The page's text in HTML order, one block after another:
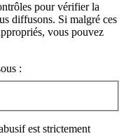
pour vérifier la
diffusons. Si malgré ces
vous pouvez
:
est strictement